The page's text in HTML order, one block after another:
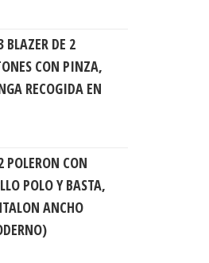
$7.900
BLAZER DE 2
CON PINZA,
RECOGIDA EN
POLERON CON
POLO Y BASTA,
ANCHO